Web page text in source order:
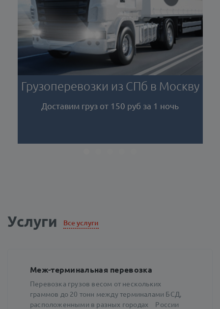
Москву Не успеваете забрать груз?
Ответственное хранение на наших
Услуги Все услуги
Меж-терминальная перевозка
Перевозка грузов весом от нескольких
граммов до 20 тонн между терминалами БСД,
расположенными в разных городах России